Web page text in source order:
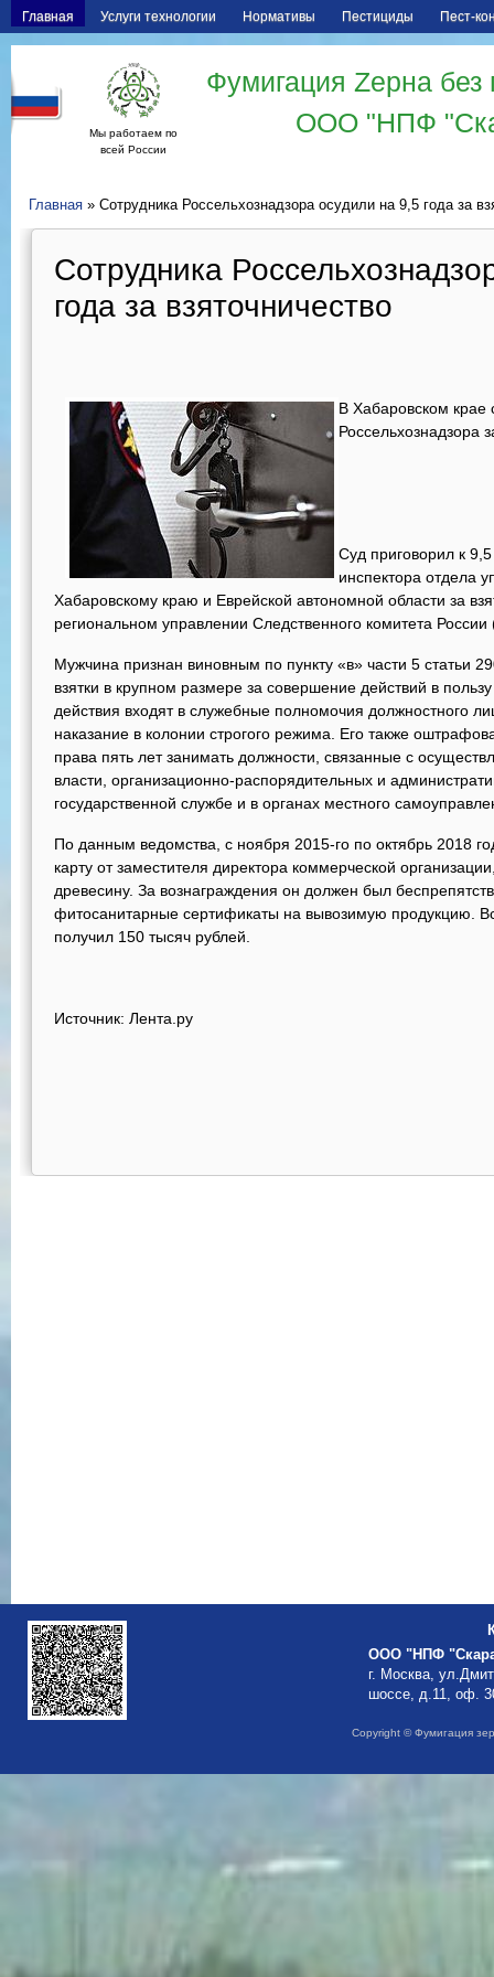
Главная Услуги технологии Нормативы Пестициды Пест-
Мы работаем по
всей России
Фумигация Zерна
ООО "НПФ
Главная » Сотрудника Россельхознадзора осудили на 9,5 года за
Сотрудника
года за взяточничество
В Хабаровском крае
Россельхознадзора
Суд приговорил к
инспектора отдела
Хабаровскому краю и Еврейской автономной области за
региональном управлении Следственного комитета
Мужчина признан виновным по пункту «в» части 5 статьи
взятки в крупном размере за совершение действий в
действия входят в служебные полномочия должностного
наказание в колонии строгого режима. Его также
права пять лет занимать должности, связанные с
власти, организационно-распорядительных и
государственной службе и в органах местного
По данным ведомства, с ноября 2015-го по октябрь 2018
карту от заместителя директора коммерческой
древесину. За вознаграждения он должен был
фитосанитарные сертификаты на вывозимую продукцию.
получил 150 тысяч рублей.
Источник: Лента.ру
ООО "НПФ
г. Москва,
шоссе, д.11, оф.
Copyright © Фумигация